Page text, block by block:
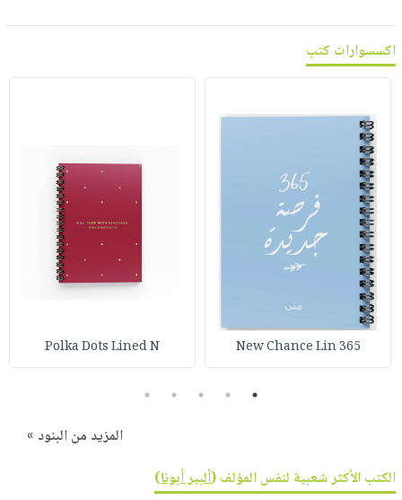
اكسسوارات كتب
365 New Chance Lin
Polka Dots Lined N
1
2
3
4
5
المزيد من البنود »
الكتب الأكثر شعبية لنفس المؤلف (ألبير أبونا)